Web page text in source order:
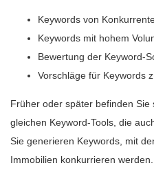
Keywords von
Keywords mit hohem
Bewertung der Keyword-
Vorschläge für Keywords
Früher oder später befinden
gleichen Keyword-Tools, die
Sie generieren Keywords, mit
Immobilien konkurrieren werden.